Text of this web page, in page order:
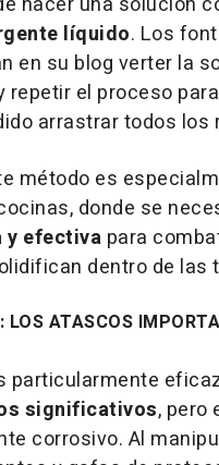
líquido. Los
en su blog verter la
repetir el proceso
arrastrar todos los
método es
donde se
y efectiva para
dentro de las
LOS ATASCOS
particularmente
significativos, pero
corrosivo. Al